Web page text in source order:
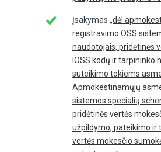
Įsakymas „dėl
registravimo OSS
naudotojais, pridėtinės
IOSS kodų ir tarpininko
suteikimo tokiems
Apmokestinamųjų
sistemos specialių
pridėtinės vertės
užpildymo, pateikimo ir
vertės mokesčio